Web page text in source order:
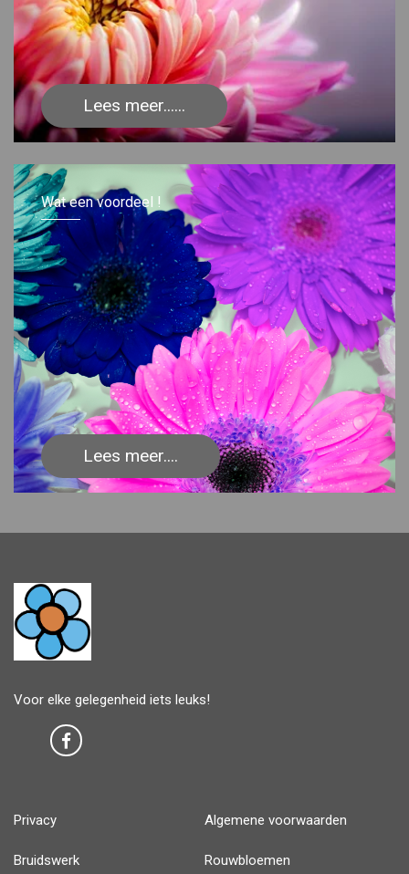
Lees meer......
Wat een voordeel !
Lees meer....
Voor elke gelegenheid iets leuks!
Privacy Algemene voorwaarden
Bruidswerk Rouwbloemen